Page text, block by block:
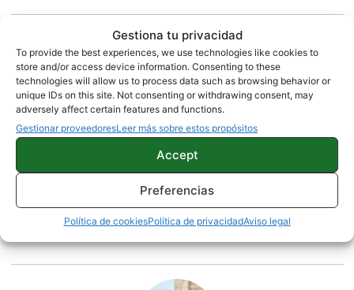
Gestiona tu privacidad
To provide the best experiences, we use technologies like cookies to
store and/or access device information. Consenting to these
technologies will allow us to process data such as browsing behavior or
unique IDs on this site. Not consenting or withdrawing consent, may
adversely affect certain features and functions.
Gestionar proveedoresLeer más sobre estos propósitos
Accept
Preferencias
Política de cookiesPolítica de privacidadAviso legal
Consigue un AGM X1 versión 18 Kilates por sólo
235 Euros
Instagram | APKMirror